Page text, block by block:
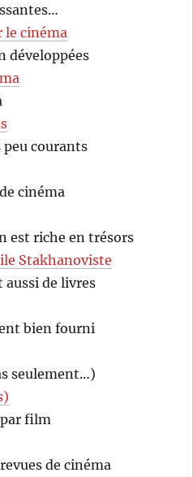
le cinéma
développées
courants
cinéma
est riche en trésors
Stakhanoviste
aussi de livres
bien fourni
seulement…)
film
de cinéma